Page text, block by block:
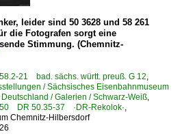
leider sind 50 3628 und 58 261
die Fotografen sorgt eine
Stimmung. (Chemnitz-
21 bad. sächs. württ. preuß. G 12,
/ Sächsisches Eisenbahnmuseum
Deutschland / Galerien / Schwarz-Weiß,
50 DR 50.35-37 ·DR-Rekolok·,
Chemnitz-Hilbersdorf